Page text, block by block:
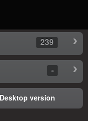
239
-
Desktop version